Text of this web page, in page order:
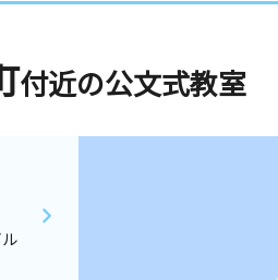
付近の公文式教室
ル